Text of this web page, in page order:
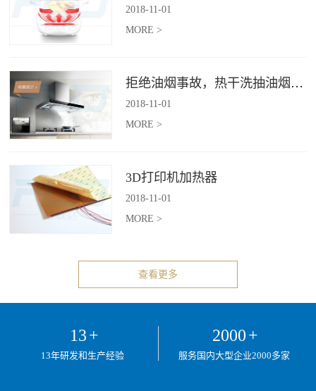
2018-11-01
MORE >
拒绝油烟事故，热干洗抽油烟机给你安全洁净厨房
2018-11-01
MORE >
3D打印机加热器
2018-11-01
MORE >
查看更多
13+
13年研发和生产经验
2000+
服务国内大型企业2000多家